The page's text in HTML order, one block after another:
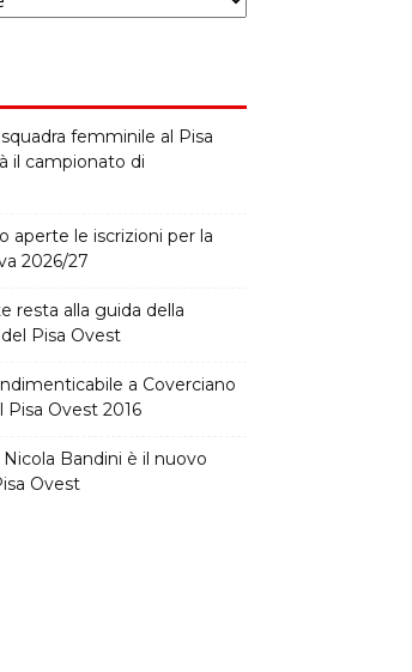
femminile al Pisa
il campionato di
aperte le iscrizioni per la
2026/27
resta alla guida della
Pisa Ovest
a Coverciano
Pisa Ovest 2016
Nicola Bandini è il nuovo
Ovest